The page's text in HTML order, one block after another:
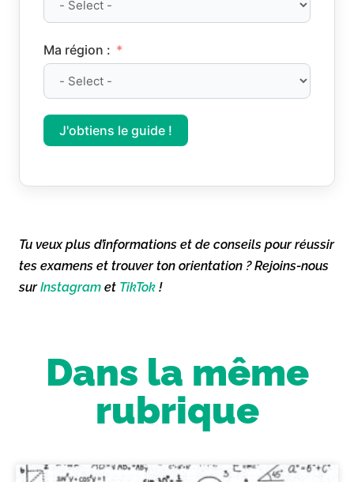
Ma région :
J'obtiens le guide !
Tu veux plus d’informations et de conseils pour réussir
tes examens et trouver ton orientation ? Rejoins-nous
surInstagram et TikTok !
Dans la même
rubrique